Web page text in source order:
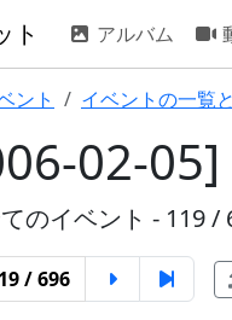
ト アルバム
ント イベントの一覧
02-05]
のイベント - 119 /
/ 696